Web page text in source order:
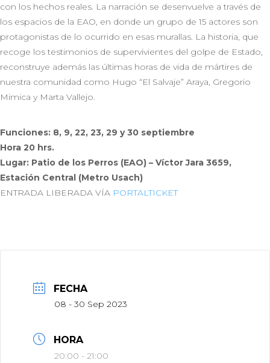
con los hechos reales. La narración se desenvuelve a través de
los espacios de la EAO, en donde un grupo de 15 actores son
protagonistas de lo ocurrido en esas murallas. La historia, que
recoge los testimonios de supervivientes del golpe de Estado,
reconstruye además las últimas horas de vida de mártires de
nuestra comunidad como Hugo “El Salvaje” Araya, Gregorio
Mimica y Marta Vallejo.
Funciones: 8, 9, 22, 23, 29 y 30 septiembre
Hora 20 hrs.
Lugar: Patio de los Perros (EAO) – Víctor Jara 3659,
Estación Central (Metro Usach)
ENTRADA LIBERADA VÍA PORTALTICKET
FECHA
08 - 30 Sep 2023
HORA
20:00 - 21:00